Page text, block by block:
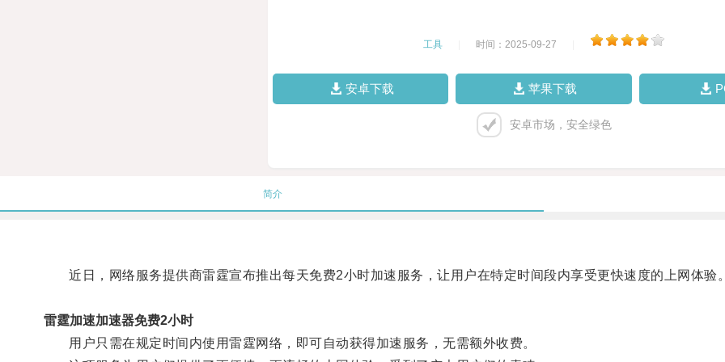
工具 时间：2025-09-27
安卓下载 苹果下载
安卓市场，安全绿色
简介
近日，网络服务提供商雷霆宣布推出每天免费2小时加速服务，让用户在特定时间段内享受更快速度的上网体验
雷霆加速加速器免费2小时
用户只需在规定时间内使用雷霆网络，即可自动获得加速服务，无需额外收费。